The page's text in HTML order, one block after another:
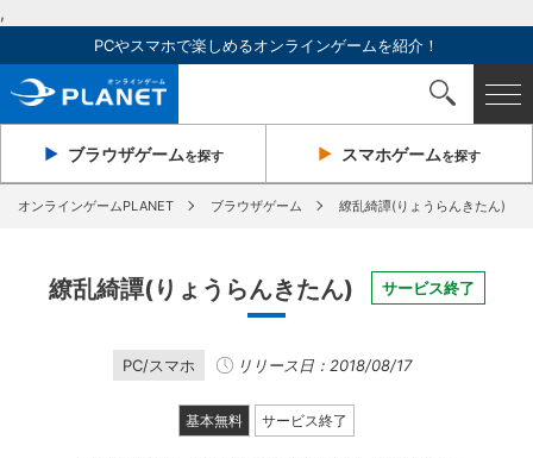
,
PCやスマホで楽しめるオンラインゲームを紹介！
ブラウザゲームを探す スマホゲームを探す
オンラインゲームPLANET ブラウザゲーム 繚乱綺譚(りょうらんきたん)
繚乱綺譚(りょうらんきたん) サービス終了
PC/スマホ リリース日：2018/08/17
基本無料 サービス終了